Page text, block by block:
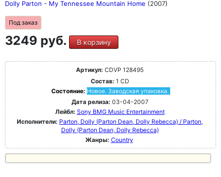
Dolly Parton - My Tennessee Mountain Home (2007)
Под заказ
3249 руб. В корзину
Артикул: CDVP 128495
Состав: 1 CD
Состояние: Новое. Заводская упаковка.
Дата релиза: 03-04-2007
Лейбл: Sony BMG Music Entertainment
Исполнители: Parton, Dolly (Parton Dean, Dolly Rebecca) / Parton,
Dolly (Parton Dean, Dolly Rebecca)
Жанры: Country